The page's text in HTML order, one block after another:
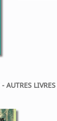
AUTRES